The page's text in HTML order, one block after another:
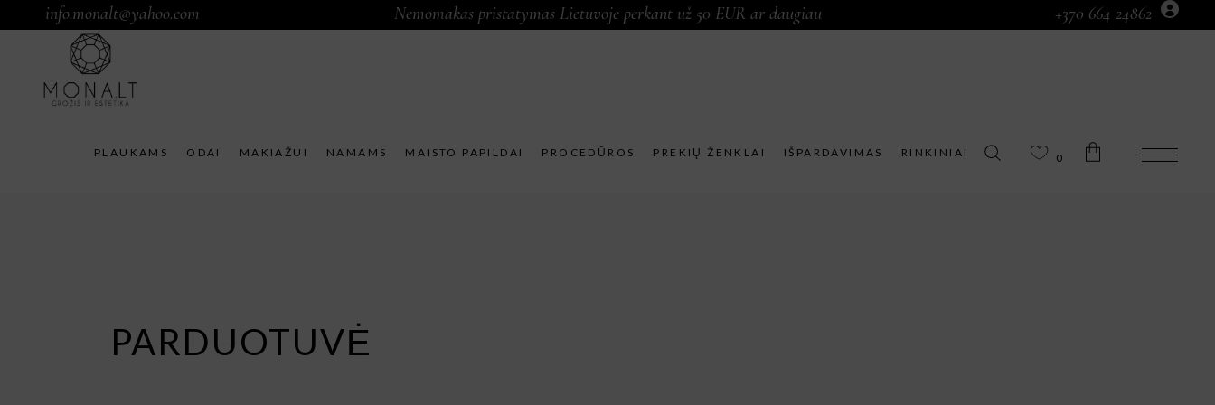
info.monalt@yahoo.com Nemomakas pristatymas Lietuvoje perkant už 50 EUR ar daugiau +370 664 24862
PLAUKAMS ODAI MAKIAŽUI NAMAMS MAISTO PAPILDAI PROCEDŪROS PREKIŲ ŽENKLAI IŠPARDAVIMAS RINKINIAI 0
PARDUOTUVĖ